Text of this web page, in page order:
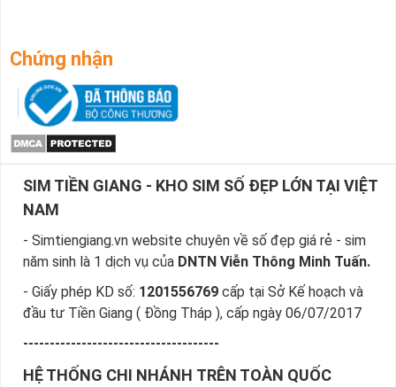
Chứng nhận
SIM TIỀN GIANG - KHO SIM SỐ ĐẸP LỚN TẠI VIỆT
NAM
- Simtiengiang.vn website chuyên về số đẹp giá rẻ - sim
năm sinh là 1 dịch vụ của DNTN Viễn Thông Minh Tuấn.
- Giấy phép KD số: 1201556769 cấp tại Sở Kế hoạch và
đầu tư Tiền Giang ( Đồng Tháp ), cấp ngày 06/07/2017
-------------------------------------
HỆ THỐNG CHI NHÁNH TRÊN TOÀN QUỐC